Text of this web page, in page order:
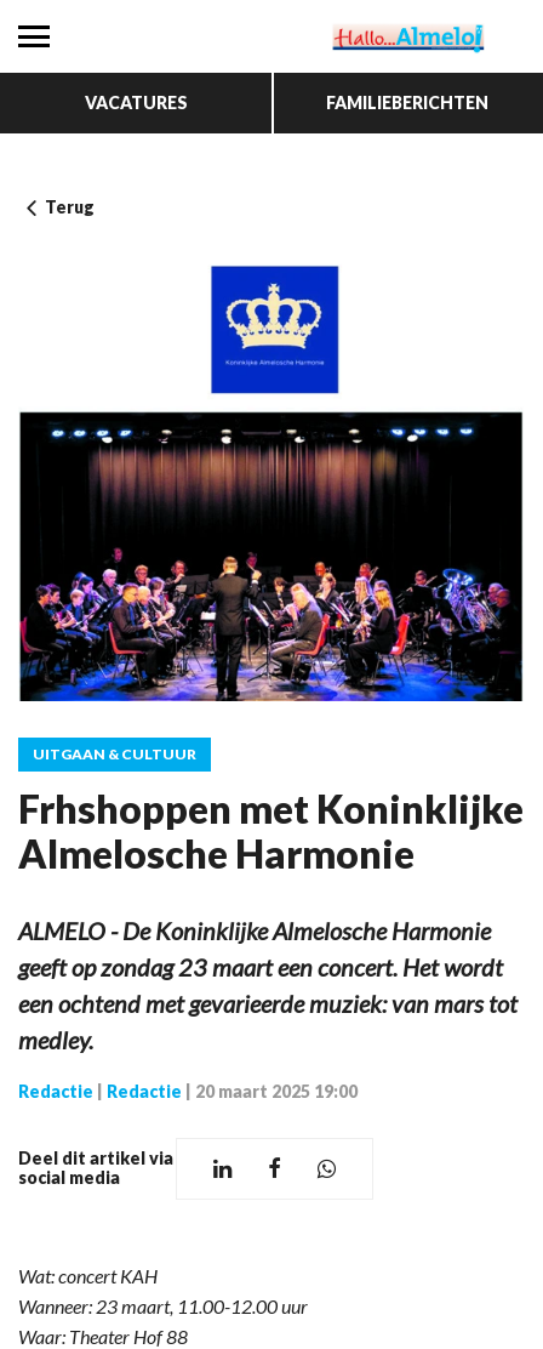
VACATURES FAMILIEBERICHTEN
Terug
UITGAAN & CULTUUR
Frhshoppen met Koninklijke
Almelosche Harmonie
ALMELO - De Koninklijke Almelosche Harmonie
geeft op zondag 23 maart een concert. Het wordt
een ochtend met gevarieerde muziek: van mars tot
medley.
Redactie Redactie 20 maart 2025 19:00
Deel dit artikel via
social media
Wat: concert KAH
Wanneer: 23 maart, 11.00-12.00 uur
Waar: Theater Hof 88